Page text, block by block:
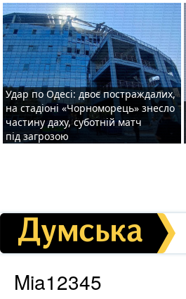
Удар по Одесі: двоє постраждалих,
на стадіоні «Чорноморець» знесло
частину даху, суботній матч
під загрозою
Mia12345